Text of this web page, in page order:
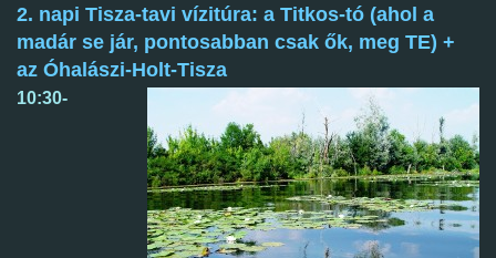
2. napi Tisza-tavi vízitúra: a Titkos-tó (ahol a
madár se jár, pontosabban csak ők, meg TE) +
az Óhalászi-Holt-Tisza
10:30-